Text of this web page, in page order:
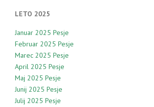
LETO 2025
Januar 2025 Pesje
Februar 2025 Pesje
Marec 2025 Pesje
April 2025 Pesje
Maj 2025 Pesje
Junij 2025 Pesje
Julij 2025 Pesje